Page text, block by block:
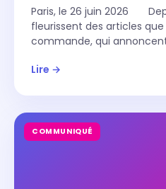
Paris, le 26 juin 2026
fleurissent des articles
commande, qui
Lire →
COMMUNIQUÉ